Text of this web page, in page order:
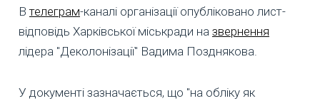
Втелеграм-каналі організації опубліковано лист-
відповідь Харківської міськради на звернення
лідера "Деколонізації" Вадима Позднякова.
У документі зазначається, що "на обліку як